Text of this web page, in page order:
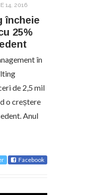
14, 2016
încheie
25%
în
de 2,5 mil
o creștere
Anul
Facebook